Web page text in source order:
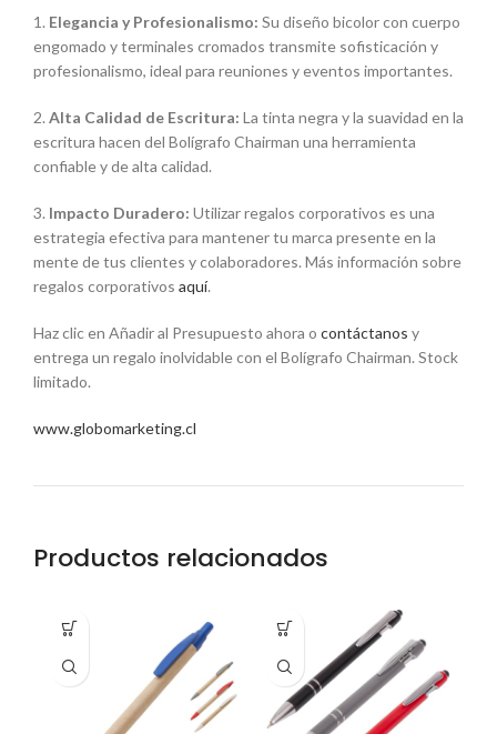
1. Elegancia y Profesionalismo: Su diseño bicolor con cuerpo
engomado y terminales cromados transmite sofisticación y
profesionalismo, ideal para reuniones y eventos importantes.
2. Alta Calidad de Escritura: La tinta negra y la suavidad en la
escritura hacen del Bolígrafo Chairman una herramienta
confiable y de alta calidad.
3. Impacto Duradero: Utilizar regalos corporativos es una
estrategia efectiva para mantener tu marca presente en la
mente de tus clientes y colaboradores. Más información sobre
regalos corporativos aquí.
Haz clic en Añadir al Presupuesto ahora o contáctanos y
entrega un regalo inolvidable con el Bolígrafo Chairman. Stock
limitado.
www.globomarketing.cl
Productos relacionados